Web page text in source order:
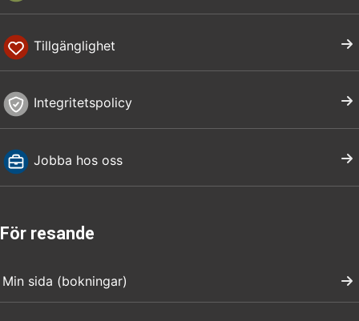
Tillgänglighet
Integritetspolicy
Jobba hos oss
För resande
Min sida (bokningar)